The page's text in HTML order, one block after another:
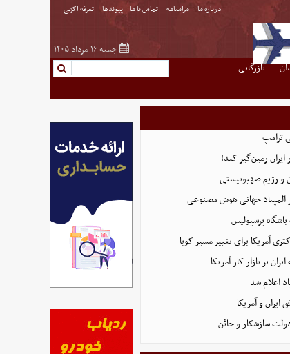
درباره ما مرامنامه تماس با ما پیوندها تعرفه اگهی
جمعه ۱۶ مرداد ۱۴۰۵
بازرگانی
ترامپ
ایران زمین‌گیر کند!
و رژیم صهیونیستی
المپیاد جهانی هوش مصنوعی
پرسپولیس
آمریکا برای تغییر مسیر کوبا
بر بازار کار آمریکا
اعلام شد
و آمریکا
سازشکار و خائن